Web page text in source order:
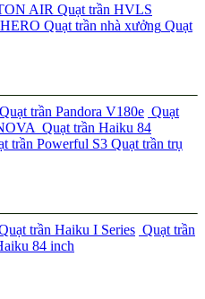
AIR Quạt trần HVLS
Quạt trần nhà xưởng Quạt
Quạt trần Pandora V180e Quạt
Quạt trần Haiku 84
trần Powerful S3 Quạt trần trụ
trần Haiku I Series Quạt trần
84 inch